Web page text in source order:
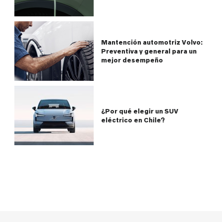
Mantención automotriz Volvo:
Preventiva y general para un
mejor desempeño
¿Por qué elegir un SUV
eléctrico en Chile?